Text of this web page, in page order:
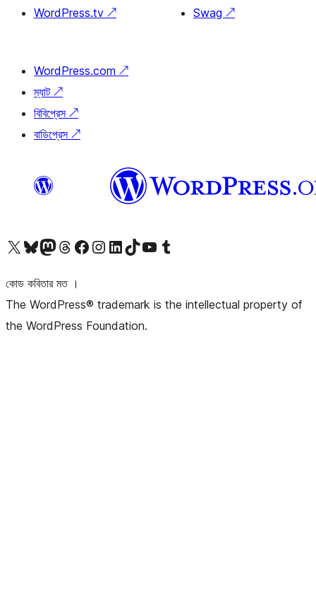
WordPress.tv ↗
Swag ↗
WordPress.com ↗
ম্যাট ↗
বিবিপ্রেস ↗
বাডিপ্রেস ↗
আমাদের X (আগের টুইটার) অ্যাকাউন্টে যানআমাদের Bluesky অ্যাকাউন্টটি দেখুনআমাদের মাস্টোডন অ্যাকাউন্টটি দেখুনআমাদের থ্রেডস অ্যাকাউন্টটি দেখুনআমাদের ফেসবুক পেজ দেখুনআমাদের ইন্সটাগ্রাম অ্যাকাউন্ট দেখুনআমাদের লিঙ্কডইন অ্যাকাউন্টে যানআমাদের TikTok অ্যাকাউন্টটি দেখুনআমাদের ইউটিউব চ্যানেলে যান আমাদের টাম্বলার অ্যাকাউন্ট দেখুন
কোড কবিতার মত ।
The WordPress® trademark is the intellectual property of
the WordPress Foundation.